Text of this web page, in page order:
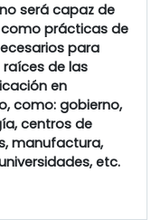
será capaz de
prácticas de
para
de las
en
como: gobierno,
centros de
manufactura,
etc.